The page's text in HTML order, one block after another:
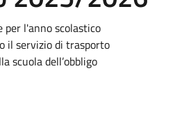
per l'anno scolastico
il servizio di trasporto
scuola dell’obbligo